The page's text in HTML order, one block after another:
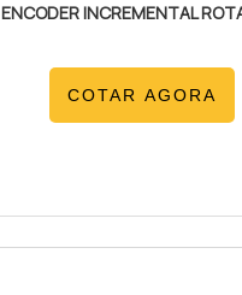
ENCODER INCREMENTAL
COTAR AGORA